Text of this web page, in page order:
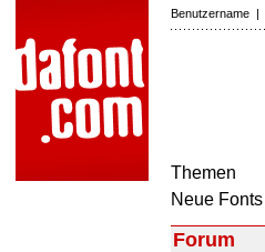
Benutzername |
Themen
Neue Fonts
Forum